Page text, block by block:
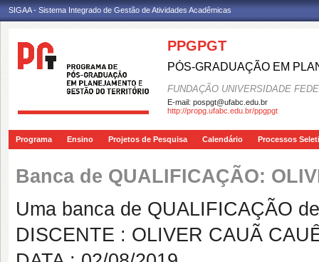
SIGAA - Sistema Integrado de Gestão de Atividades Acadêmicas
PPGPGT
PÓS-GRADUAÇÃO EM
FUNDAÇÃO UNIVERSIDADE
E-mail: pospgt@ufabc.edu.br
http://propg.ufabc.edu.br/ppgpgt
Programa Ensino Projetos de Pesquisa Calendário Processos
Banca de QUALIFICAÇÃO:
Uma banca de QUALIFICAÇÃO
DISCENTE : OLIVER CAUÃ